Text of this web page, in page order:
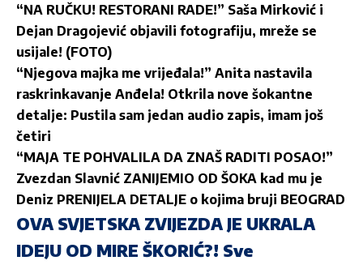
“NA RUČKU! RESTORANI RADE!” Saša Mirković i
Dejan Dragojević objavili fotografiju, mreže se
usijale! (FOTO)
“Njegova majka me vrijeđala!” Anita nastavila
raskrinkavanje Anđela! Otkrila nove šokantne
detalje: Pustila sam jedan audio zapis, imam još
četiri
“MAJA TE POHVALILA DA ZNAŠ RADITI POSAO!”
Zvezdan Slavnić ZANIJEMIO OD ŠOKA kad mu je
Deniz PRENIJELA DETALJE o kojima bruji BEOGRAD
OVA SVJETSKA ZVIJEZDA JE UKRALA
IDEJU OD MIRE ŠKORIĆ?! Sve